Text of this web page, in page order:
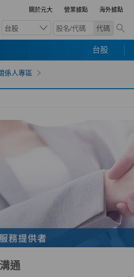
關於元大 營業據點 海外據點
台股 代碼
台股
係人專區
通